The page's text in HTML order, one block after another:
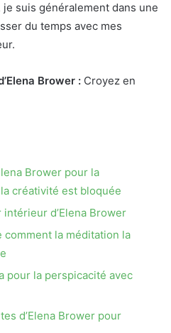
suis généralement dans une
du temps avec mes
Brower : Croyez en
Brower pour la
créativité est bloquée
d’Elena Brower
comment la méditation la
pour la perspicacité avec
d’Elena Brower pour